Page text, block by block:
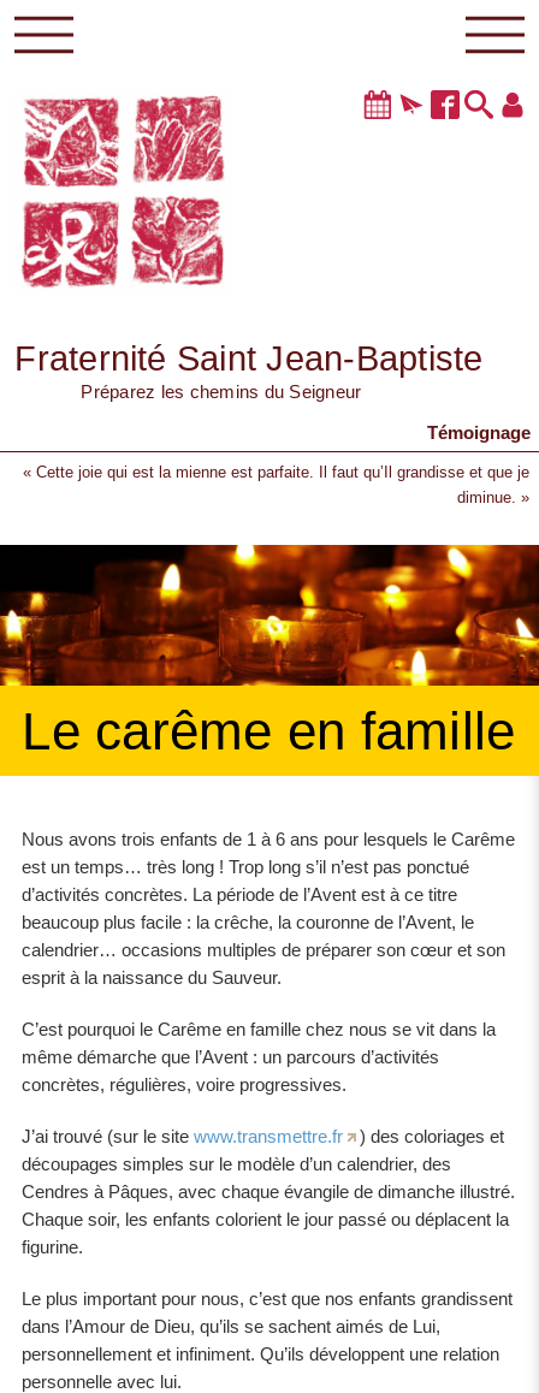
Fraternité Saint Jean-Baptiste
Préparez les chemins du Seigneur
Témoignage
« Cette joie qui est la mienne est parfaite. Il faut qu’Il grandisse et que je
diminue. »
Le carême en famille
Nous avons trois enfants de 1 à 6 ans pour lesquels le Carême
est un temps… très long ! Trop long s’il n’est pas ponctué
d’activités concrètes. La période de l’Avent est à ce titre
beaucoup plus facile : la crêche, la couronne de l’Avent, le
calendrier… occasions multiples de préparer son cœur et son
esprit à la naissance du Sauveur.
C’est pourquoi le Carême en famille chez nous se vit dans la
même démarche que l’Avent : un parcours d’activités
concrètes, régulières, voire progressives.
J’ai trouvé (sur le sitewww.transmettre.fr
) des coloriages et
découpages simples sur le modèle d’un calendrier, des
Cendres à Pâques, avec chaque évangile de dimanche illustré.
Chaque soir, les enfants colorient le jour passé ou déplacent la
figurine.
Le plus important pour nous, c’est que nos enfants grandissent
dans l’Amour de Dieu, qu’ils se sachent aimés de Lui,
personnellement et infiniment. Qu’ils développent une relation
personnelle avec lui.